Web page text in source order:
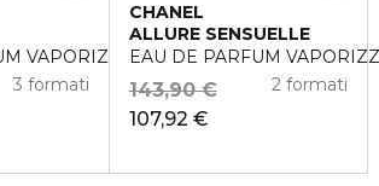
VAPORIZZATORE
3 formati
CHANEL
ALLURE SENSUELLE
EAU DE PARFUM
107,92 €
143,90 € 2 formati